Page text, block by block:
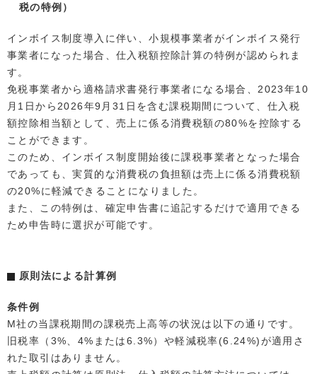
税の特例）
インボイス制度導入に伴い、小規模事業者がインボイス発行
事業者になった場合、仕入税額控除計算の特例が認められま
す。
免税事業者から適格請求書発行事業者になる場合、2023年10
月1日から2026年9月31日を含む課税期間について、仕入税
額控除相当額として、売上に係る消費税額の80%を控除する
ことができます。
このため、インボイス制度開始後に課税事業者となった場合
であっても、実質的な消費税の負担額は売上に係る消費税額
の20%に軽減できることになりました。
また、この特例は、確定申告書に追記するだけで適用できる
ため申告時に選択が可能です。
原則法による計算例
条件例
M社の当課税期間の課税売上高等の状況は以下の通りです。
旧税率（3%、4%または6.3%）や軽減税率(6.24%)が適用さ
れた取引はありません。